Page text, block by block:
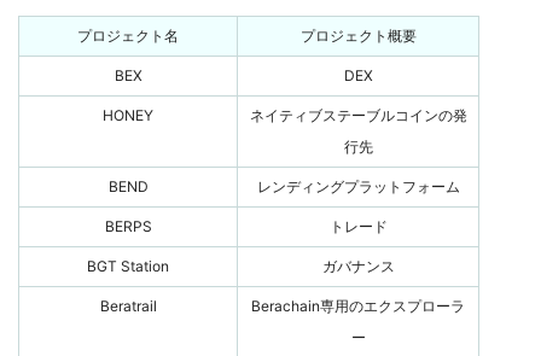
プロジェクト名 プロジェクト概要
BEX DEX
HONEY
ネイティブステーブルコインの発
行先
BEND レンディングプラットフォーム
BERPS トレード
BGT Station ガバナンス
Beratrail
Berachain専用のエクスプローラ
ー